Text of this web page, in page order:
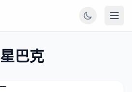
星巴克